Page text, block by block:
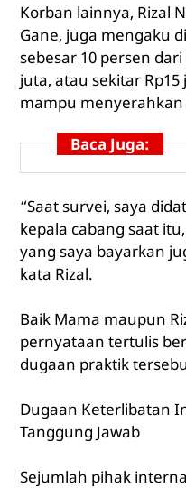
Korban lainnya, Rizal
Gane, juga mengaku
sebesar 10 persen
juta, atau sekitar
mampu menyerahkan
Baca Juga:
“Saat survei, saya
kepala cabang saat
yang saya bayarkan
kata Rizal.
Baik Mama maupun
pernyataan tertulis
dugaan praktik
Dugaan Keterlibatan
Tanggung Jawab
Sejumlah pihak